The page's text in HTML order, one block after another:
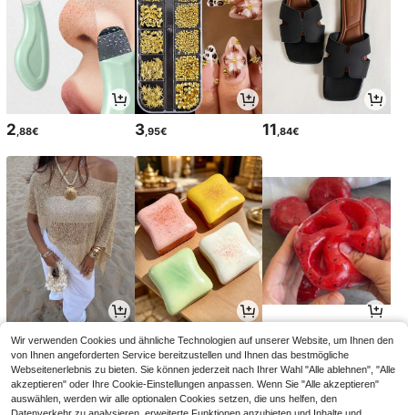
2 ,88€ 3,95€ 11 ,84€
12,86€12,99€ -1% 2,88€ 6,81€
Wir verwenden Cookies und ähnliche Technologien auf unserer Website, um Ihnen den
von Ihnen angeforderten Service bereitzustellen und Ihnen das bestmögliche
Webseitenerlebnis zu bieten. Sie können jederzeit nach Ihrer Wahl "Alle ablehnen", "Alle
akzeptieren" oder Ihre Cookie-Einstellungen anpassen. Wenn Sie "Alle akzeptieren"
auswählen, werden wir alle optionalen Cookies setzen, die uns helfen, den